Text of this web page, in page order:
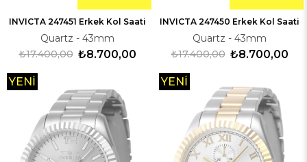
INVICTA 247451 Erkek Kol Saati
Quartz - 43mm
₺8.700,00
₺17.400,00
INVICTA 247450 Erkek Kol Saati
Quartz - 43mm
₺8.700,00
₺17.400,00
YENI
YENI